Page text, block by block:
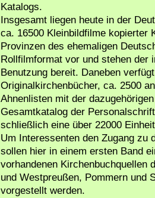
Katalogs.
Insgesamt liegen heute in der
ca. 16500 Kleinbildfilme kopierter
Provinzen des ehemaligen
Rollfilmformat vor und stehen
Benutzung bereit. Daneben
Originalkirchenbücher, ca. 2500
Ahnenlisten mit der
Gesamtkatalog der
schließlich eine über 22000
Um Interessenten den Zugang zu
sollen hier in einem ersten Band
vorhandenen Kirchenbuchquellen
und Westpreußen, Pommern und
vorgestellt werden.